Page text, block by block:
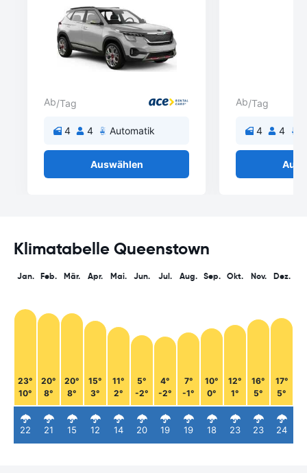
Ab/Tag
4 4 Automatik
Auswählen
Ab/Tag
4 4
Klimatabelle Queenstown
Jan.
23°
10°
22
Feb.
20°
8°
21
Mär.
20°
8°
15
Apr.
15°
3°
12
Mai.
11°
2°
14
Jun.
5°
-2°
20
Jul.
4°
-2°
19
Aug.
7°
-1°
19
Sep.
10°
0°
18
Okt.
12°
1°
23
Nov.
16°
5°
23
Dez.
17°
5°
24